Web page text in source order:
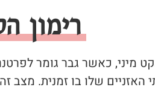
רימון
מיני, כאשר גבר גומר
האזניים שלו בו זמנית. מצב